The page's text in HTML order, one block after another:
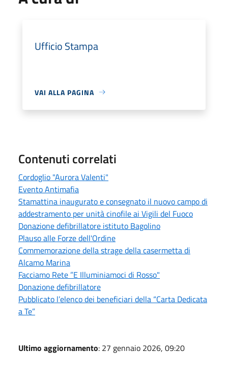
Ufficio Stampa
VAI ALLA PAGINA
Contenuti correlati
Cordoglio "Aurora Valenti"
Evento Antimafia
Stamattina inaugurato e consegnato il nuovo campo di
addestramento per unità cinofile ai Vigili del Fuoco
Donazione defibrillatore istituto Bagolino
Plauso alle Forze dell'Ordine
Commemorazione della strage della casermetta di
Alcamo Marina
Facciamo Rete ”E Illuminiamoci di Rosso"
Donazione defibrillatore
Pubblicato l’elenco dei beneficiari della “Carta Dedicata
a Te”
Ultimo aggiornamento: 27 gennaio 2026, 09:20